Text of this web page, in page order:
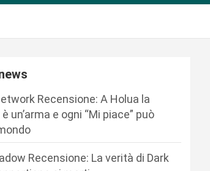
Recensione: A Holua la
un’arma e ogni “Mi piace” può
Recensione: La verità di Dark